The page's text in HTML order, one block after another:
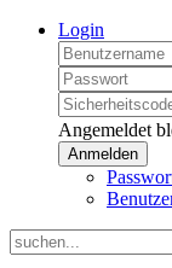
Login
Angemeldet
Anmelden